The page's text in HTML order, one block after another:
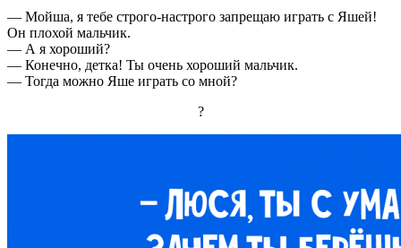
— Мойша, я тебе строго-настрого запрещаю играть с Яшей!
Он плохой мальчик.
— А я хороший?
— Конечно, детка! Ты очень хороший мальчик.
— Тогда можно Яше играть со мной?
?